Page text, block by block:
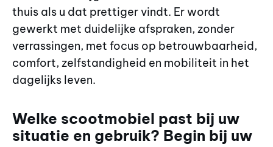
thuis als u dat prettiger vindt. Er wordt
gewerkt met duidelijke afspraken, zonder
verrassingen, met focus op betrouwbaarheid,
comfort, zelfstandigheid en mobiliteit in het
dagelijks leven.
Welke scootmobiel past bij uw
situatie en gebruik? Begin bij uw